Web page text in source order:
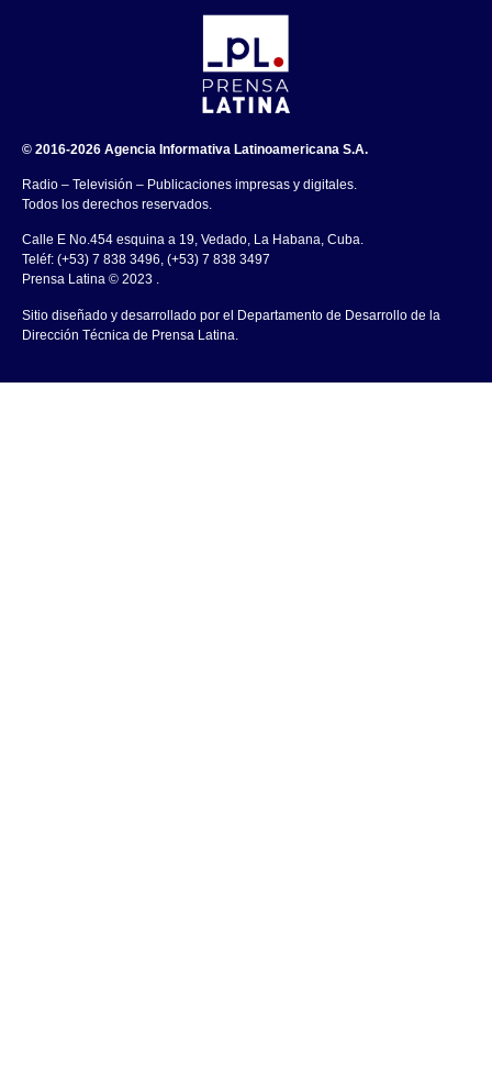
© 2016-2026 Agencia Informativa Latinoamericana S.A.
Radio – Televisión – Publicaciones impresas y digitales.
Todos los derechos reservados.
Calle E No.454 esquina a 19, Vedado, La Habana, Cuba.
Teléf: (+53) 7 838 3496, (+53) 7 838 3497
Prensa Latina © 2023 .
Sitio diseñado y desarrollado por el Departamento de Desarrollo de la
Dirección Técnica de Prensa Latina.